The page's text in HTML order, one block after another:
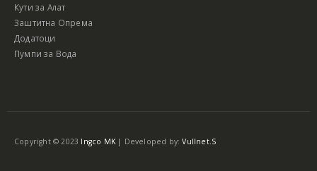
Кути за Алат
Заштитна Опрема
Додатоци
Пумпи за Вода
Copyright © 2023 Ingco MK| Developed by:Vullnet.S